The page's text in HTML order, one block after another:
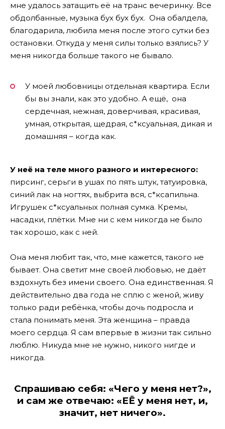
мне удалось затащить её на транс вечеринку. Все
обдолбанные, музыка бух бух бух. Она обалдела,
благодарила, любила меня после этого сутки без
остановки. Откуда у меня силы только взялись? У
меня никогда больше такого не бывало.
У моей любовницы отдельная квартира. Если
бы вы знали, как это удобно. А ещё, она
сердечная, нежная, доверчивая, красивая,
умная, открытая, щедрая, с*ксуальная, дикая и
домашняя – когда как.
У неё на теле много разного и интересного:
пирсинг, серьги в ушах по пять штук, татуировка,
синий лак на ногтях, выбрита вся, с*ксапильна.
Игрушек с*ксуальных полная сумка. Кремы,
насадки, плётки. Мне ни с кем никогда не было
так хорошо, как с ней.
Она меня любит так, что, мне кажется, такого не
бывает. Она светит мне своей любовью, не даёт
вздохнуть без имени своего. Она единственная. Я
действительно два года не сплю с женой, живу
только ради ребёнка, чтобы дочь подросла и
стала понимать меня. Эта женщина – правда
моего сердца. Я сам впервые в жизни так сильно
люблю. Никуда мне не нужно, никого нигде и
никогда.
Спрашиваю себя: «Чего у меня нет?»,
и сам же отвечаю: «ЕЁ у меня нет, и,
значит, нет ничего».